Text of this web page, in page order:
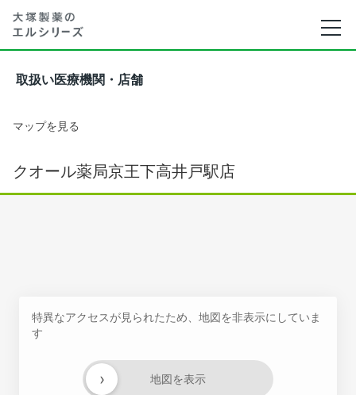
取扱い医療機関・店舗
マップを見る
クオール薬局京王下高井戸駅店
特異なアクセスが見られたため、地図を非表示にしていま
す
地図を表示
›